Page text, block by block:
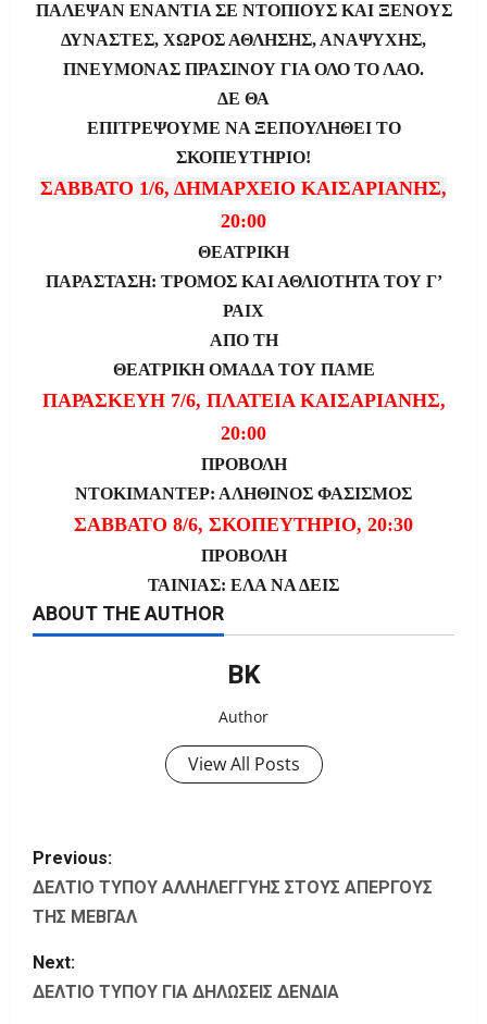
ΠΑΛΕΨΑΝ ΕΝΑΝΤΙΑ ΣΕ ΝΤΟΠΙΟΥΣ ΚΑΙ ΞΕΝΟΥΣ
ΔΥΝΑΣΤΕΣ, ΧΩΡΟΣ ΑΘΛΗΣΗΣ, ΑΝΑΨΥΧΗΣ,
ΠΝΕΥΜΟΝΑΣ ΠΡΑΣΙΝΟΥ ΓΙΑ ΟΛΟ ΤΟ ΛΑΟ.
ΔΕ ΘΑ
ΕΠΙΤΡΕΨΟΥΜΕ ΝΑ ΞΕΠΟΥΛΗΘΕΙ ΤΟ
ΣΚΟΠΕΥΤΗΡΙΟ!
ΣΑΒΒΑΤΟ 1/6, ΔΗΜΑΡΧΕΙΟ ΚΑΙΣΑΡΙΑΝΗΣ,
20:00
ΘΕΑΤΡΙΚΗ
ΠΑΡΑΣΤΑΣΗ: ΤΡΟΜΟΣ ΚΑΙ ΑΘΛΙΟΤΗΤΑ ΤΟΥ Γ’
ΡΑΙΧ
ΑΠΟ ΤΗ
ΘΕΑΤΡΙΚΗ ΟΜΑΔΑ ΤΟΥ ΠΑΜΕ
ΠΑΡΑΣΚΕΥΗ 7/6, ΠΛΑΤΕΙΑ ΚΑΙΣΑΡΙΑΝΗΣ,
20:00
ΠΡΟΒΟΛΗ
ΝΤΟΚΙΜΑΝΤΕΡ: ΑΛΗΘΙΝΟΣ ΦΑΣΙΣΜΟΣ
ΣΑΒΒΑΤΟ 8/6, ΣΚΟΠΕΥΤΗΡΙΟ, 20:30
ΠΡΟΒΟΛΗ
ΤΑΙΝΙΑΣ: ΕΛΑ ΝΑ ΔΕΙΣ
ABOUT THE AUTHOR
ΒΚ
Author
View All Posts
P
o
t
Previous:
ΔΕΛΤΙΟ ΤΥΠΟΥ ΑΛΛΗΛΕΓΓΥΗΣ ΣΤΟΥΣ ΑΠΕΡΓΟΥΣ
ΤΗΣ ΜΕΒΓΑΛ
Next:
ΔΕΛΤΙΟ ΤΥΠΟΥ ΓΙΑ ΔΗΛΩΣΕΙΣ ΔΕΝΔΙΑ